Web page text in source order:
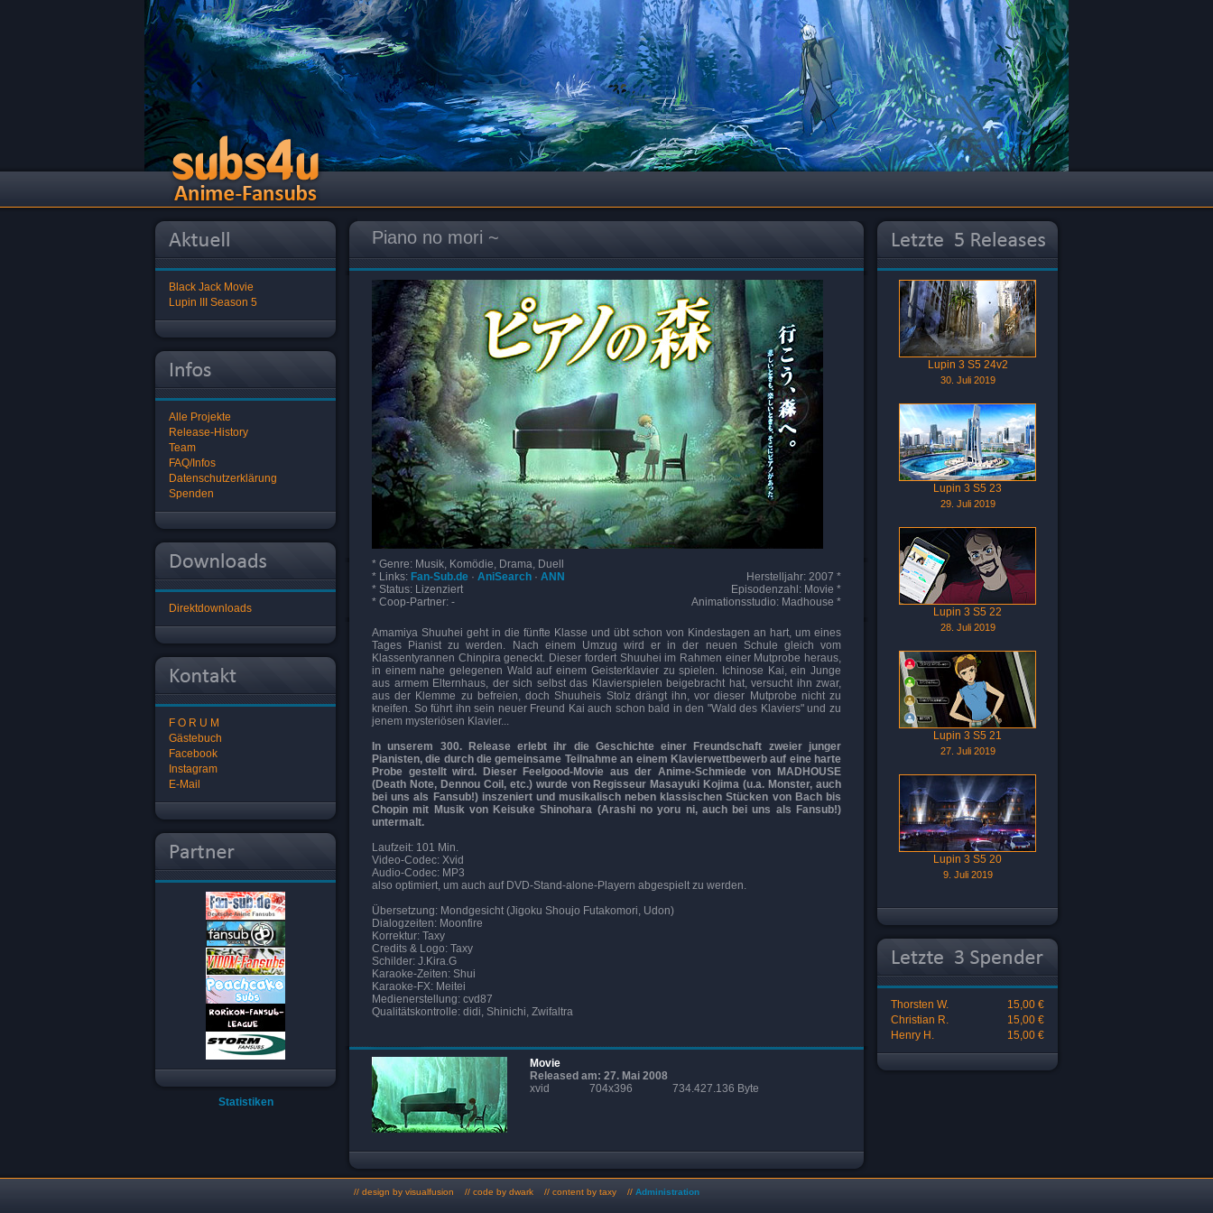
Black Jack Movie
Lupin III Season 5
Alle Projekte
Release-History
Team
FAQ/Infos
Datenschutzerklärung
Spenden
Direktdownloads
F O R U M
Gästebuch
Facebook
Instagram
E-Mail
Statistiken
Piano no mori ~
* Genre: Musik, Komödie, Drama, Duell
* Links: Fan-Sub.de · AniSearch · ANN
* Status: Lizenziert
* Coop-Partner: -
Herstelljahr: 2007 *
Episodenzahl: Movie *
Animationsstudio: Madhouse *
Amamiya Shuuhei geht in die fünfte Klasse und übt schon von Kindestagen an hart, um eines
Tages Pianist zu werden. Nach einem Umzug wird er in der neuen Schule gleich vom
Klassentyrannen Chinpira geneckt. Dieser fordert Shuuhei im Rahmen einer Mutprobe heraus,
in einem nahe gelegenen Wald auf einem Geisterklavier zu spielen. Ichinose Kai, ein Junge
aus armem Elternhaus, der sich selbst das Klavierspielen beigebracht hat, versucht ihn zwar,
aus der Klemme zu befreien, doch Shuuheis Stolz drängt ihn, vor dieser Mutprobe nicht zu
kneifen. So führt ihn sein neuer Freund Kai auch schon bald in den "Wald des Klaviers" und zu
jenem mysteriösen Klavier...
In unserem 300. Release erlebt ihr die Geschichte einer Freundschaft zweier junger
Pianisten, die durch die gemeinsame Teilnahme an einem Klavierwettbewerb auf eine harte
Probe gestellt wird. Dieser Feelgood-Movie aus der Anime-Schmiede von MADHOUSE
(Death Note, Dennou Coil, etc.) wurde von Regisseur Masayuki Kojima (u.a. Monster, auch
bei uns als Fansub!) inszeniert und musikalisch neben klassischen Stücken von Bach bis
Chopin mit Musik von Keisuke Shinohara (Arashi no yoru ni, auch bei uns als Fansub!)
untermalt.
Laufzeit: 101 Min.
Video-Codec: Xvid
Audio-Codec: MP3
also optimiert, um auch auf DVD-Stand-alone-Playern abgespielt zu werden.
Übersetzung: Mondgesicht (Jigoku Shoujo Futakomori, Udon)
Dialogzeiten: Moonfire
Korrektur: Taxy
Credits & Logo: Taxy
Schilder: J.Kira.G
Karaoke-Zeiten: Shui
Karaoke-FX: Meitei
Medienerstellung: cvd87
Qualitätskontrolle: didi, Shinichi, Zwifaltra
Movie
Released am: 27. Mai 2008
xvid
704x396 734.427.136 Byte
Lupin 3 S5 24v2
30. Juli 2019
Lupin 3 S5 23
29. Juli 2019
Lupin 3 S5 22
28. Juli 2019
Lupin 3 S5 21
27. Juli 2019
Lupin 3 S5 20
9. Juli 2019
Thorsten W.
15,00 €
Christian R.
15,00 €
Henry H.
15,00 €
// design by visualfusion // code by dwark // content by taxy // Administration